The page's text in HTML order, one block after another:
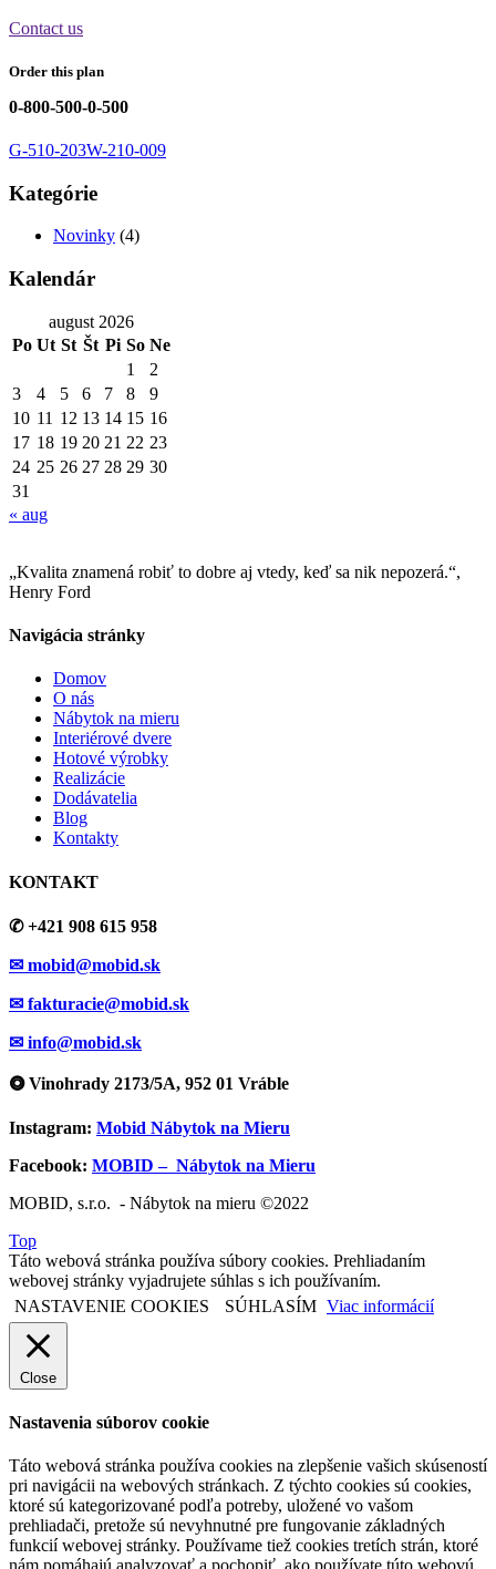
Contact us
Order this plan
0-800-500-0-500
Post
G-510-203W-210-009
Kategórie
Novinky (4)
Kalendár
august 2026
Po Ut St Št Pi So Ne
1
2
3
4 5 6 7 8
9
10 11 12 13 14 15 16
17 18 19 20 21 22 23
24 25 26 27 28 29 30
31
« aug
„Kvalita znamená robiť to dobre aj vtedy, keď sa nik nepozerá.“,
Henry Ford
Navigácia stránky
Domov
O nás
Nábytok na mieru
Interiérové dvere
Hotové výrobky
Realizácie
Dodávatelia
Blog
Kontakty
KONTAKT
✆ +421 908 615 958
✉ mobid@mobid.sk
✉ fakturacie@mobid.sk
✉ info@mobid.sk
⭗ Vinohrady 2173/5A, 952 01 Vráble
Instagram: Mobid Nábytok na Mieru
Facebook: MOBID – Nábytok na Mieru
MOBID, s.r.o. - Nábytok na mieru ©2022
Top
Táto webová stránka používa súbory cookies. Prehliadaním
webovej stránky vyjadrujete súhlas s ich používaním.
NASTAVENIE COOKIES
SÚHLASÍM Viac informácií
Close
Nastavenia súborov cookie
Táto webová stránka používa cookies na zlepšenie vašich skúseností
pri navigácii na webových stránkach. Z týchto cookies sú cookies,
ktoré sú kategorizované podľa potreby, uložené vo vašom
prehliadači, pretože sú nevyhnutné pre fungovanie základných
funkcií webovej stránky. Používame tiež cookies tretích strán, ktoré